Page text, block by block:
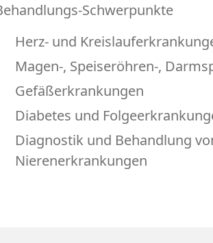
Schwerpunkte
Herz- und
Magen-, Speiseröhren-,
Gefäßerkrankungen
Diabetes und
Diagnostik und Behandlung
Nierenerkrankungen